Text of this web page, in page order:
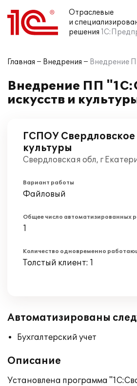
Отраслевые
и
решения
Главная Внедрения Внедрение
Внедрение ПП
искусств и
ГСПОУ Свердловское
культуры
Свердловская обл, г
Вариант работы
Файловый
Общее число автоматизированных
1
Количество одновременно
Толстый клиент: 1
Автоматизированы
Бухгалтерский учет
Описание
Установлена программа